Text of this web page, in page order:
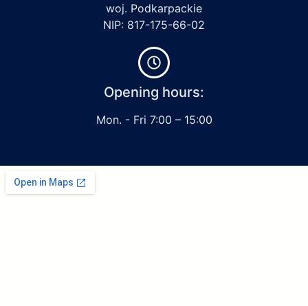
woj. Podkarpackie
NIP: 817-175-66-02
Opening hours:
Mon. - Fri 7:00 – 15:00